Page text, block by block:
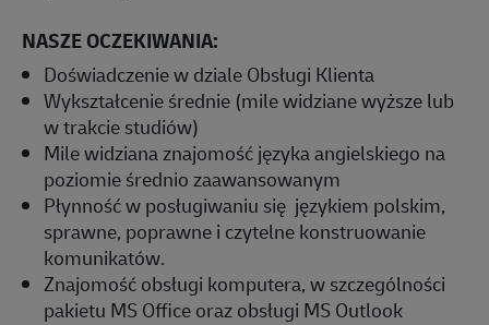
NASZE OCZEKIWANIA:
Doświadczenie w dziale Obsługi Klienta
Wykształcenie średnie (mile widziane wyższe lub
w trakcie studiów)
Mile widziana znajomość języka angielskiego na
poziomie średnio zaawansowanym
Płynność w posługiwaniu się językiem polskim,
sprawne, poprawne i czytelne konstruowanie
komunikatów.
Znajomość obsługi komputera, w szczególności
pakietu MS Office oraz obsługi MS Outlook